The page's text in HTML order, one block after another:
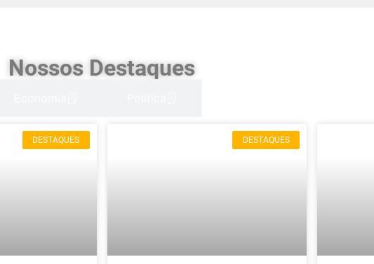
Nossos Destaques
DESTAQUES DESTAQUES